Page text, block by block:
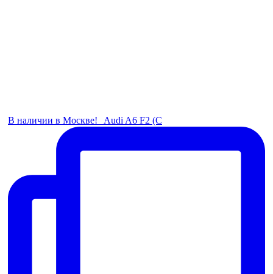
В наличии в Москве! Audi A6 F2 (C